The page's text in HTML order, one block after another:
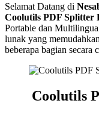
Selamat Datang di
Coolutils PDF Splitter
Portable dan
lunak yang
beberapa bagian secara
Coolutils